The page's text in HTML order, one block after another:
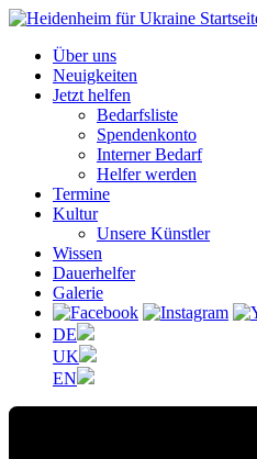
Über uns
Neuigkeiten
Jetzt helfen
Bedarfsliste
Spendenkonto
Interner Bedarf
Helfer werden
Termine
Kultur
Unsere Künstler
Wissen
Dauerhelfer
Galerie
DE
UK
EN